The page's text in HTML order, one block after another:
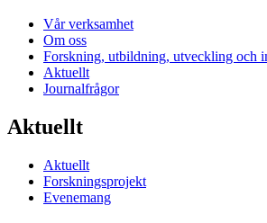
Vår verksamhet
Om oss
Forskning, utbildning, utveckling och
Aktuellt
Journalfrågor
Aktuellt
Aktuellt
Forskningsprojekt
Evenemang